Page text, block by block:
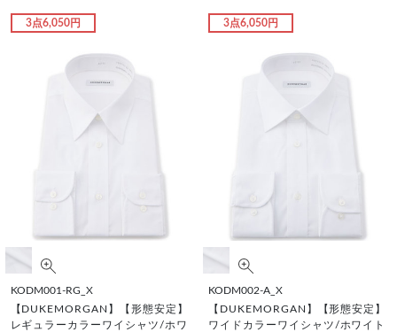
3点6,050円 3点6,050円
KODM001-RG_X
【DUKEMORGAN】【形態安定】
レギュラーカラーワイシャツ/ホワ
KODM002-A_X
【DUKEMORGAN】【形態安定】
ワイドカラーワイシャツ/ホワイト